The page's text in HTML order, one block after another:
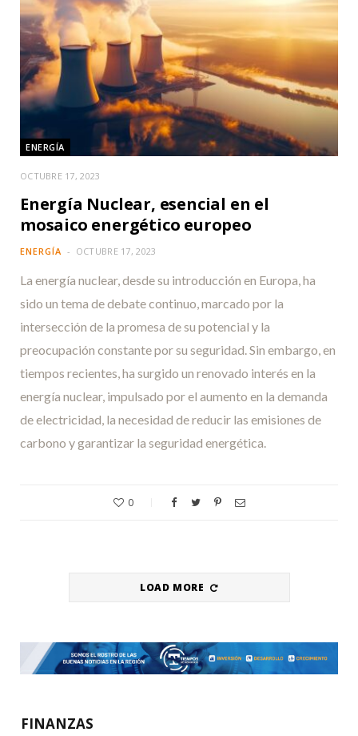
ENERGÍA
OCTUBRE 17, 2023
Energía Nuclear, esencial en el
mosaico energético europeo
ENERGÍA OCTUBRE 17, 2023
La energía nuclear, desde su introducción en Europa, ha
sido un tema de debate continuo, marcado por la
intersección de la promesa de su potencial y la
preocupación constante por su seguridad. Sin embargo, en
tiempos recientes, ha surgido un renovado interés en la
energía nuclear, impulsado por el aumento en la demanda
de electricidad, la necesidad de reducir las emisiones de
carbono y garantizar la seguridad energética.
0
LOAD MORE
FINANZAS